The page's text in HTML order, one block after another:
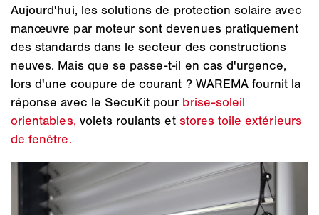
Aujourd'hui, les solutions de protection solaire avec
manœuvre par moteur sont devenues pratiquement
des standards dans le secteur des constructions
neuves. Mais que se passe-t-il en cas d'urgence,
lors d'une coupure de courant ? WAREMA fournit la
réponse avec le SecuKit pour brise-soleil
orientables, volets roulants et stores toile extérieurs
de fenêtre.